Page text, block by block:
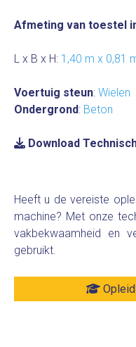
Afmeting van toestel
L x B x H: 1,40 m x 0,81
Voertuig steun: Wielen
Ondergrond: Beton
Download
Heeft u de vereiste
machine? Met onze
vakbekwaamheid en
gebruikt.